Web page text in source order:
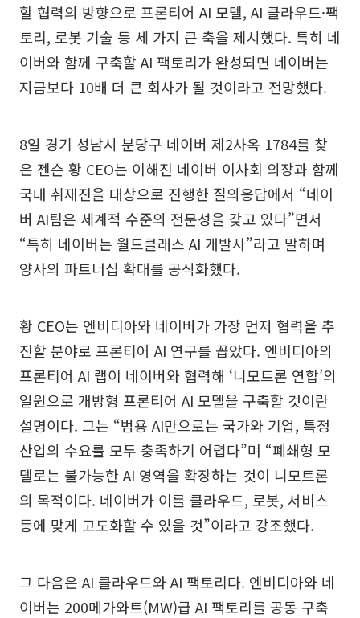
할 협력의 방향으로 프론티어 AI 모델, AI 클라우드·팩
토리, 로봇 기술 등 세 가지 큰 축을 제시했다. 특히 네
이버와 함께 구축할 AI 팩토리가 완성되면 네이버는
지금보다 10배 더 큰 회사가 될 것이라고 전망했다.
8일 경기 성남시 분당구 네이버 제2사옥 1784를 찾
은 젠슨 황 CEO는 이해진 네이버 이사회 의장과 함께
국내 취재진을 대상으로 진행한 질의응답에서 “네이
버 AI팀은 세계적 수준의 전문성을 갖고 있다”면서
“특히 네이버는 월드클래스 AI 개발사”라고 말하며
양사의 파트너십 확대를 공식화했다.
황 CEO는 엔비디아와 네이버가 가장 먼저 협력을 추
진할 분야로 프론티어 AI 연구를 꼽았다. 엔비디아의
프론티어 AI 랩이 네이버와 협력해 ‘니모트론 연합’의
일원으로 개방형 프론티어 AI 모델을 구축할 것이란
설명이다. 그는 “범용 AI만으로는 국가와 기업, 특정
산업의 수요를 모두 충족하기 어렵다”며 “폐쇄형 모
델로는 불가능한 AI 영역을 확장하는 것이 니모트론
의 목적이다. 네이버가 이를 클라우드, 로봇, 서비스
등에 맞게 고도화할 수 있을 것”이라고 강조했다.
그 다음은 AI 클라우드와 AI 팩토리다. 엔비디아와 네
이버는 200메가와트(MW)급 AI 팩토리를 공동 구축